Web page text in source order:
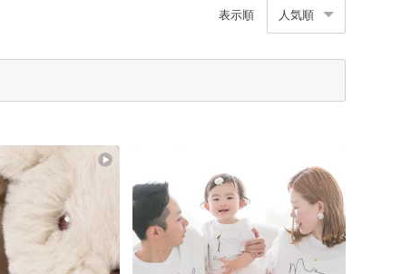
表示順 人気順